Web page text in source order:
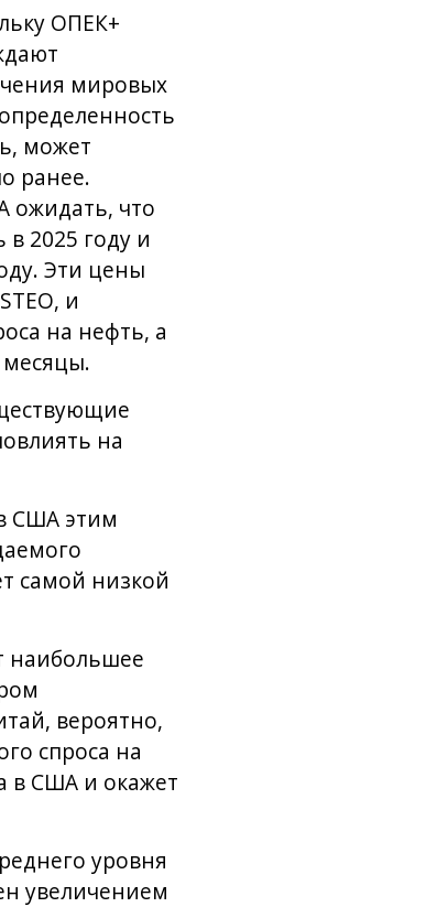
ОПЕК+
мировых
может
ранее.
ожидать, что
2025 году и
Эти цены
и
на нефть, а
на
США этим
самой низкой
наибольшее
вероятно,
спроса на
в США и окажет
уровня
увеличением